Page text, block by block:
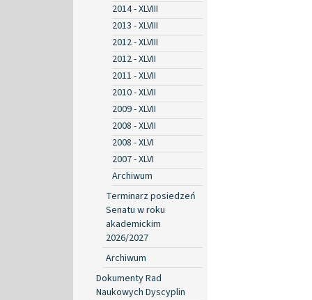
2014 - XLVIII
2013 - XLVIII
2012 - XLVIII
2012 - XLVII
2011 - XLVII
2010 - XLVII
2009 - XLVII
2008 - XLVII
2008 - XLVI
2007 - XLVI
Archiwum
Terminarz posiedzeń
Senatu w roku
akademickim
2026/2027
Archiwum
Dokumenty Rad
Naukowych Dyscyplin